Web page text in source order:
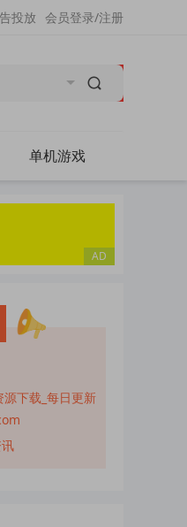
会员登录/注册
投放
单机游戏
下载_每日更新